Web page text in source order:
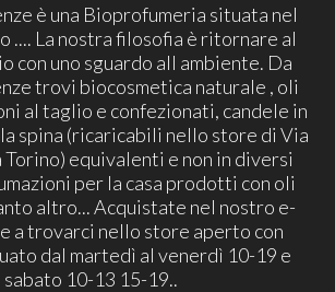
è una Bioprofumeria situata nel
.... La nostra filosofia è ritornare al
con uno sguardo all ambiente. Da
trovi biocosmetica naturale , oli
al taglio e confezionati, candele in
spina (ricaricabili nello store di Via
Torino) equivalenti e non in diversi
per la casa prodotti con oli
altro... Acquistate nel nostro e-
a trovarci nello store aperto con
dal martedì al venerdì 10-19 e
sabato 10-13 15-19..